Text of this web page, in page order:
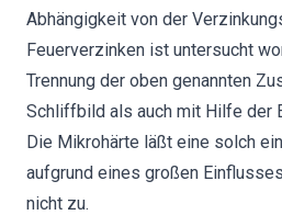
Abhängigkeit von der
Feuerverzinken ist untersucht
Trennung der oben genannten
Schliffbild als auch mit Hilfe der
Die Mikrohärte läßt eine solch
aufgrund eines großen
nicht zu.